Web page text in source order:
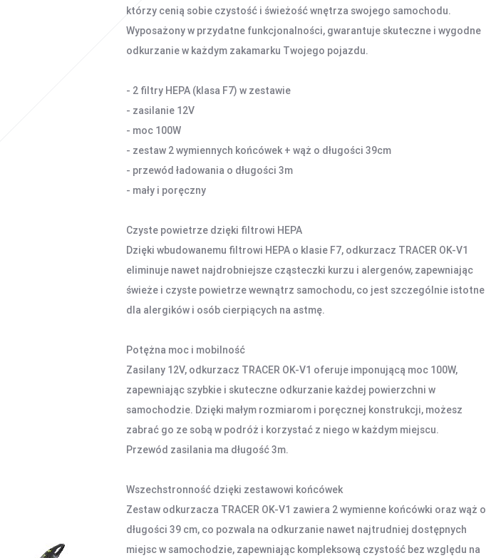
którzy cenią sobie czystość i świeżość wnętrza swojego samochodu.
Wyposażony w przydatne funkcjonalności, gwarantuje skuteczne i wygodne
odkurzanie w każdym zakamarku Twojego pojazdu.
- 2 filtry HEPA (klasa F7) w zestawie
- zasilanie 12V
- moc 100W
- zestaw 2 wymiennych końcówek + wąż o długości 39cm
- przewód ładowania o długości 3m
- mały i poręczny
Czyste powietrze dzięki filtrowi HEPA
Dzięki wbudowanemu filtrowi HEPA o klasie F7, odkurzacz TRACER OK-V1
eliminuje nawet najdrobniejsze cząsteczki kurzu i alergenów, zapewniając
świeże i czyste powietrze wewnątrz samochodu, co jest szczególnie istotne
dla alergików i osób cierpiących na astmę.
Potężna moc i mobilność
Zasilany 12V, odkurzacz TRACER OK-V1 oferuje imponującą moc 100W,
zapewniając szybkie i skuteczne odkurzanie każdej powierzchni w
samochodzie. Dzięki małym rozmiarom i poręcznej konstrukcji, możesz
zabrać go ze sobą w podróż i korzystać z niego w każdym miejscu.
Przewód zasilania ma długość 3m.
Wszechstronność dzięki zestawowi końcówek
Zestaw odkurzacza TRACER OK-V1 zawiera 2 wymienne końcówki oraz wąż o
długości 39 cm, co pozwala na odkurzanie nawet najtrudniej dostępnych
miejsc w samochodzie, zapewniając kompleksową czystość bez względu na